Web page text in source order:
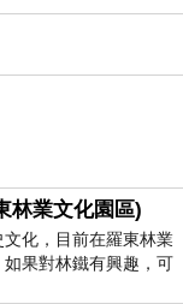
Share
Previous
View
View View
View View
View View
林業文化園區)
化，目前在羅東林業
果對林鐵有興趣，可